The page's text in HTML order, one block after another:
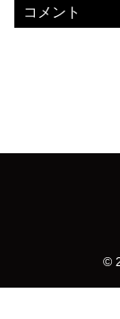
コメント
©